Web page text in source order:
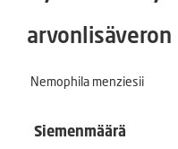
arvonlisäveron
Nemophila menziesii
Siemenmäärä